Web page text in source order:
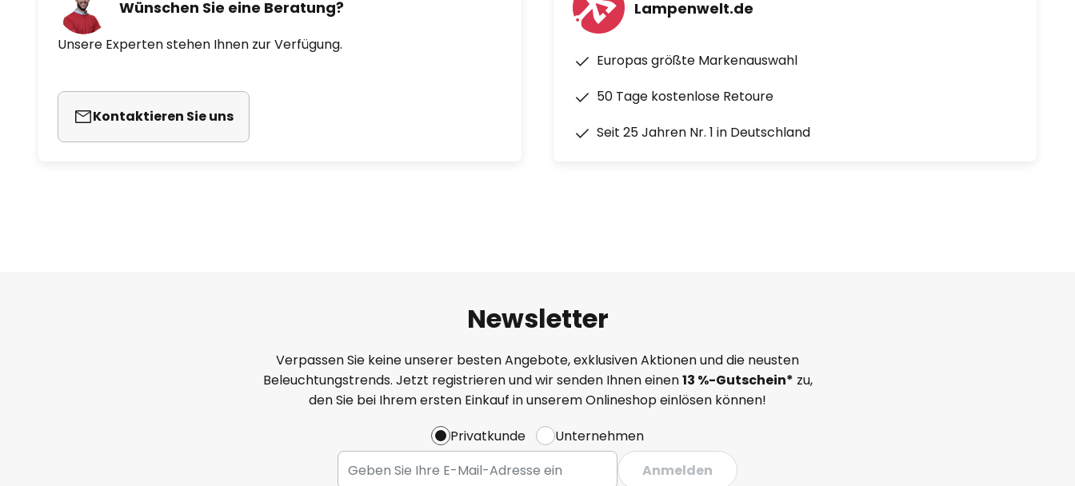
Wünschen Sie eine Beratung?
Unsere Experten stehen Ihnen zur Verfügung.
Kontaktieren Sie uns
Lampenwelt.de
Europas größte Markenauswahl
50 Tage kostenlose Retoure
Seit 25 Jahren Nr. 1 in Deutschland
Newsletter
Verpassen Sie keine unserer besten Angebote, exklusiven Aktionen und die neusten
Beleuchtungstrends. Jetzt registrieren und wir senden Ihnen einen13 %-Gutschein* zu,
den Sie bei Ihrem ersten Einkauf in unserem Onlineshop einlösen können!
Privatkunde
Unternehmen
Anmelden